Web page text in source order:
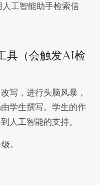
工智能助手检索信
具（会触发AI检
写，进行头脑风暴，
学生撰写。学生的作
人工智能的支持。
。